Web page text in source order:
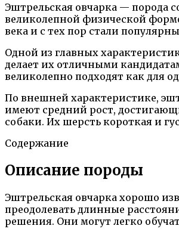
Эштрельская овчарка — порода
великолепной физической
века и с тех пор стали
Одной из главных
делает их отличными
великолепно подходят как для
По внешней характеристике,
имеют средний рост,
собаки. Их шерсть короткая и
Содержание
Описание породы
Эштрельская овчарка хорошо
преодолевать длинные
решения. Они могут легко